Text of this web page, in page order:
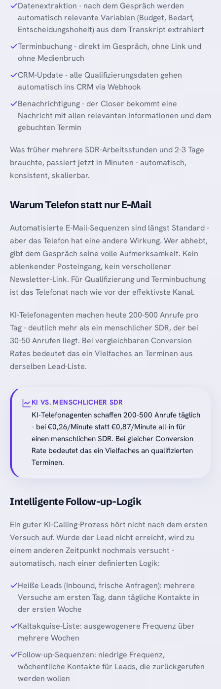
Datenextraktion - nach dem Gespräch werden
automatisch relevante Variablen (Budget, Bedarf,
Entscheidungshoheit) aus dem Transkript extrahiert
Terminbuchung - direkt im Gespräch, ohne Link und
ohne Medienbruch
CRM-Update - alle Qualifizierungsdaten gehen
automatisch ins CRM via Webhook
Benachrichtigung - der Closer bekommt eine
Nachricht mit allen relevanten Informationen und dem
gebuchten Termin
Was früher mehrere SDR-Arbeitsstunden und 2-3 Tage
brauchte, passiert jetzt in Minuten - automatisch,
konsistent, skalierbar.
Warum Telefon statt nur E-Mail
Automatisierte E-Mail-Sequenzen sind längst Standard -
aber das Telefon hat eine andere Wirkung. Wer abhebt,
gibt dem Gespräch seine volle Aufmerksamkeit. Kein
ablenkender Posteingang, kein verschollener
Newsletter-Link. Für Qualifizierung und Terminbuchung
ist das Telefonat nach wie vor der effektivste Kanal.
KI-Telefonagenten machen heute 200-500 Anrufe pro
Tag - deutlich mehr als ein menschlicher SDR, der bei
30-50 Anrufen liegt. Bei vergleichbaren Conversion
Rates bedeutet das ein Vielfaches an Terminen aus
derselben Lead-Liste.
KI VS. MENSCHLICHER SDR
KI-Telefonagenten schaffen 200-500 Anrufe täglich
- bei €0,26/Minute statt €0,87/Minute all-in für
einen menschlichen SDR. Bei gleicher Conversion
Rate bedeutet das ein Vielfaches an qualifizierten
Terminen.
Intelligente Follow-up-Logik
Ein guter KI-Calling-Prozess hört nicht nach dem ersten
Versuch auf. Wurde der Lead nicht erreicht, wird zu
einem anderen Zeitpunkt nochmals versucht -
automatisch, nach einer definierten Logik:
Heiße Leads (Inbound, frische Anfragen): mehrere
Versuche am ersten Tag, dann tägliche Kontakte in
der ersten Woche
Kaltakquise-Liste: ausgewogenere Frequenz über
mehrere Wochen
Follow-up-Sequenzen: niedrige Frequenz,
wöchentliche Kontakte für Leads, die zurückgerufen
werden wollen